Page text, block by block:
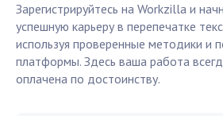
Зарегистрируйтесь на Workzilla и
успешную карьеру в перепечатке
используя проверенные методики и
платформы. Здесь ваша работа
оплачена по достоинству.